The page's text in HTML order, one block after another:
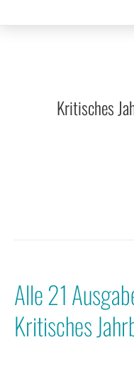
Kritisches
Alle 21
Kritisches